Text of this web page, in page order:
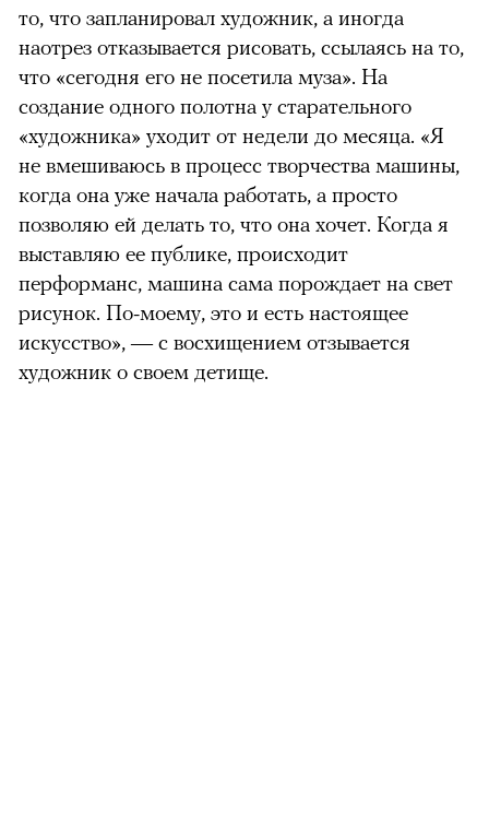
то, что запланировал художник, а иногда
наотрез отказывается рисовать, ссылаясь на то,
что «сегодня его не посетила муза». На
создание одного полотна у старательного
«художника» уходит от недели до месяца. «Я
не вмешиваюсь в процесс творчества машины,
когда она уже начала работать, а просто
позволяю ей делать то, что она хочет. Когда я
выставляю ее публике, происходит
перформанс, машина сама порождает на свет
рисунок. По-моему, это и есть настоящее
искусство», — с восхищением отзывается
художник о своем детище.